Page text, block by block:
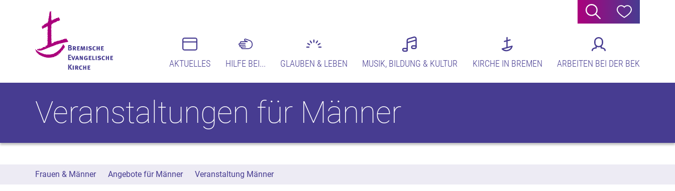
Suche Hilfe
AKTUELLES HILFE BEI... GLAUBEN & LEBEN MUSIK, BILDUNG & KULTUR KIRCHE IN BREMEN ARBEITEN BEI DER BEK
Veranstaltungen für Männer
Frauen & Männer Angebote für Männer Veranstaltung Männer